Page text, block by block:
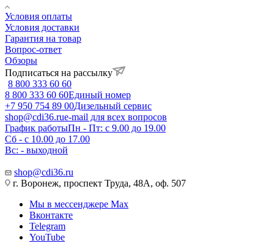
Условия оплаты
Условия доставки
Гарантия на товар
Вопрос-ответ
Обзоры
Подписаться на рассылку
8 800 333 60 60
8 800 333 60 60Единый номер
+7 950 754 89 00Дизельный сервис
shop@cdi36.rue-mail для всех вопросов
График работыПн - Пт: с 9.00 до 19.00
Сб - с 10.00 до 17.00
Вс: - выходной
shop@cdi36.ru
г. Воронеж, проспект Труда, 48А, оф. 507
Мы в мессенджере Max
Вконтакте
Telegram
YouTube